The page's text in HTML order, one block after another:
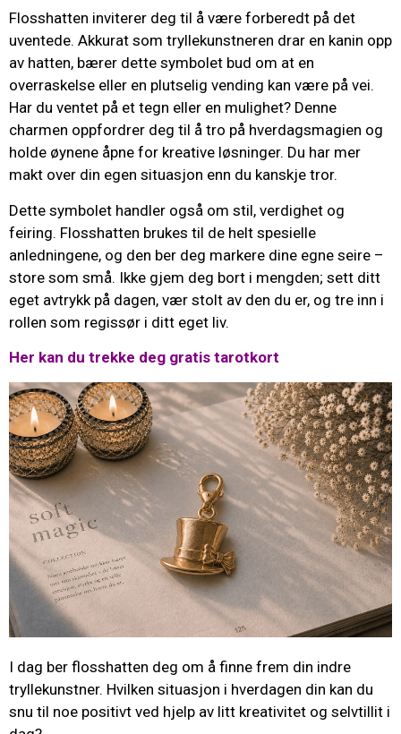
Flosshatten inviterer deg til å være forberedt på det
uventede. Akkurat som tryllekunstneren drar en kanin opp
av hatten, bærer dette symbolet bud om at en
overraskelse eller en plutselig vending kan være på vei.
Har du ventet på et tegn eller en mulighet? Denne
charmen oppfordrer deg til å tro på hverdagsmagien og
holde øynene åpne for kreative løsninger. Du har mer
makt over din egen situasjon enn du kanskje tror.
Dette symbolet handler også om stil, verdighet og
feiring. Flosshatten brukes til de helt spesielle
anledningene, og den ber deg markere dine egne seire –
store som små. Ikke gjem deg bort i mengden; sett ditt
eget avtrykk på dagen, vær stolt av den du er, og tre inn i
rollen som regissør i ditt eget liv.
Her kan du trekke deg gratis tarotkort
I dag ber flosshatten deg om å finne frem din indre
tryllekunstner. Hvilken situasjon i hverdagen din kan du
snu til noe positivt ved hjelp av litt kreativitet og selvtillit i